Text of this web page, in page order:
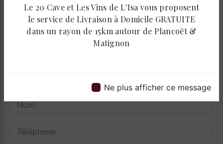
Le 20 Cave et Les Vins de L'Isa vous proposent
le service de Livraison à Domicile GRATUITE
dans un rayon de 15km autour de Plancoët &
Matignon
Ne plus afficher ce message
Contactez nous